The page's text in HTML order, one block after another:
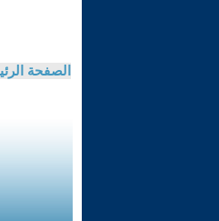
الصفحة